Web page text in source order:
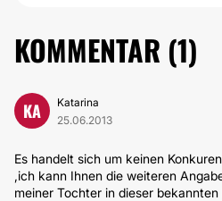
KOMMENTAR (1)
KA
Katarina
25.06.2013
Es handelt sich um keinen
,ich kann Ihnen die weiteren
meiner Tochter in dieser